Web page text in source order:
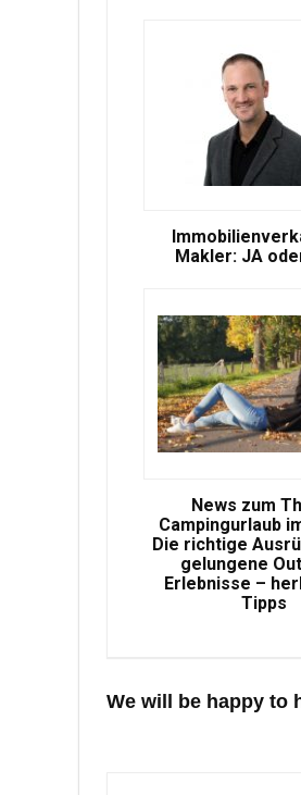
Makler: JA
News zum
Campingurlaub
Die richtige
gelungene
Erlebnisse –
Tipps
We will be happy to